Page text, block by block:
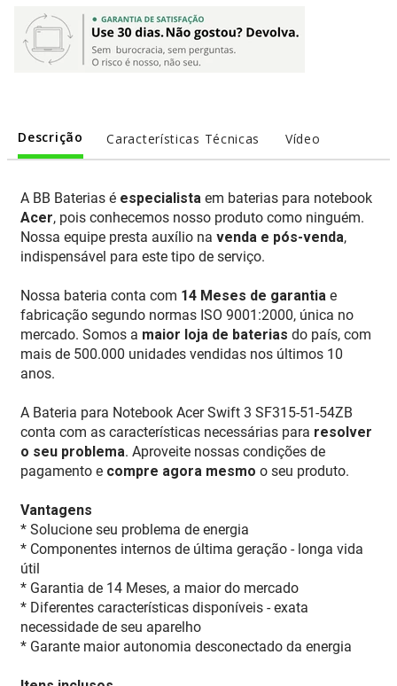
Descrição Características Técnicas Vídeo
A BB Baterias é especialista em baterias para notebook
Acer, pois conhecemos nosso produto como ninguém.
Nossa equipe presta auxílio na venda e pós-venda,
indispensável para este tipo de serviço.
Nossa bateria conta com 14 Meses de garantia e
fabricação segundo normas ISO 9001:2000, única no
mercado. Somos a maior loja de baterias do país, com
mais de 500.000 unidades vendidas nos últimos 10
anos.
A Bateria para Notebook Acer Swift 3 SF315-51-54ZB
conta com as características necessárias para resolver
o seu problema. Aproveite nossas condições de
pagamento e compre agora mesmo o seu produto.
Vantagens
* Solucione seu problema de energia
* Componentes internos de última geração - longa vida
útil
* Garantia de 14 Meses, a maior do mercado
* Diferentes características disponíveis - exata
necessidade de seu aparelho
* Garante maior autonomia desconectado da energia